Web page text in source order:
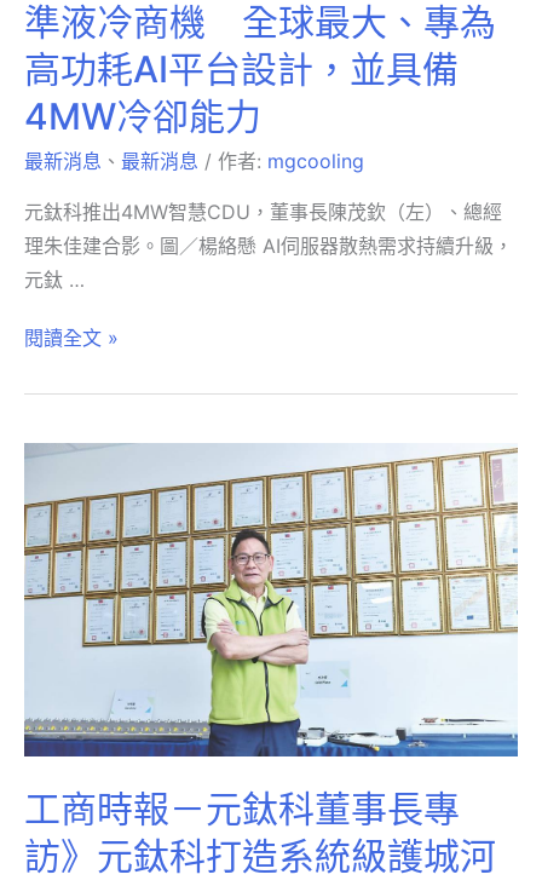
準液冷商機 全球最大、專為
高功耗AI平台設計，並具備
4MW冷卻能力
最新消息 、 最新消息 / 作者: mgcooling
元鈦科推出4MW智慧CDU，董事長陳茂欽（左）、總經
理朱佳建合影。圖／楊絡懸 AI伺服器散熱需求持續升級，
元鈦 …
閱讀全文 »
工商時報－元鈦科董事長專
訪》元鈦科打造系統級護城河